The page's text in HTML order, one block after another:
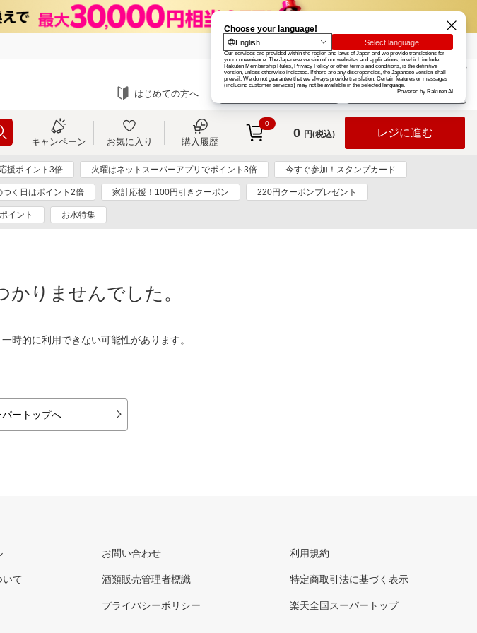
楽天グループ カード
お知らせ ヘルプ
はじめての方へ ログイン
キャンペーン お気に入り 購入履歴
0
0 円(税込) レジに進む
援ポイント3倍 火曜はネットスーパーアプリでポイント3倍 今すぐ参加！スタンプカード
つく日はポイント2倍 家計応援！100円引きクーポン 220円クーポンプレゼント
イント お水特集
りませんでした。
時的に利用できない可能性があります。
ートップへ
て
お問い合わせ
酒類販売管理者標識
プライバシーポリシー
利用規約
特定商取引法に基づく表示
楽天全国スーパートップ